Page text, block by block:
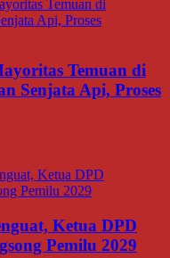
Temuan di
Senjata Api, Proses
Ketua DPD
Pemilu 2029